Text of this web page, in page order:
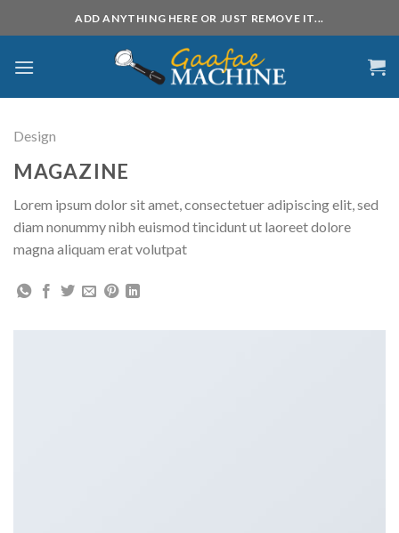
to
ADD ANYTHING HERE OR JUST REMOVE IT...
Design
MAGAZINE
Lorem ipsum dolor sit amet, consectetuer adipiscing elit, sed
diam nonummy nibh euismod tincidunt ut laoreet dolore
magna aliquam erat volutpat